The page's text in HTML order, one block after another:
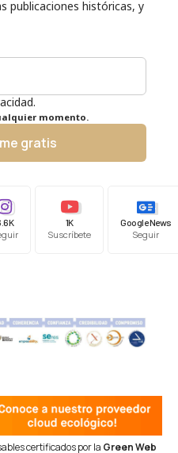
publicaciones históricas, y
momento.
gratis
1K
Suscríbete
Google News
Seguir
certificados por la Green Web